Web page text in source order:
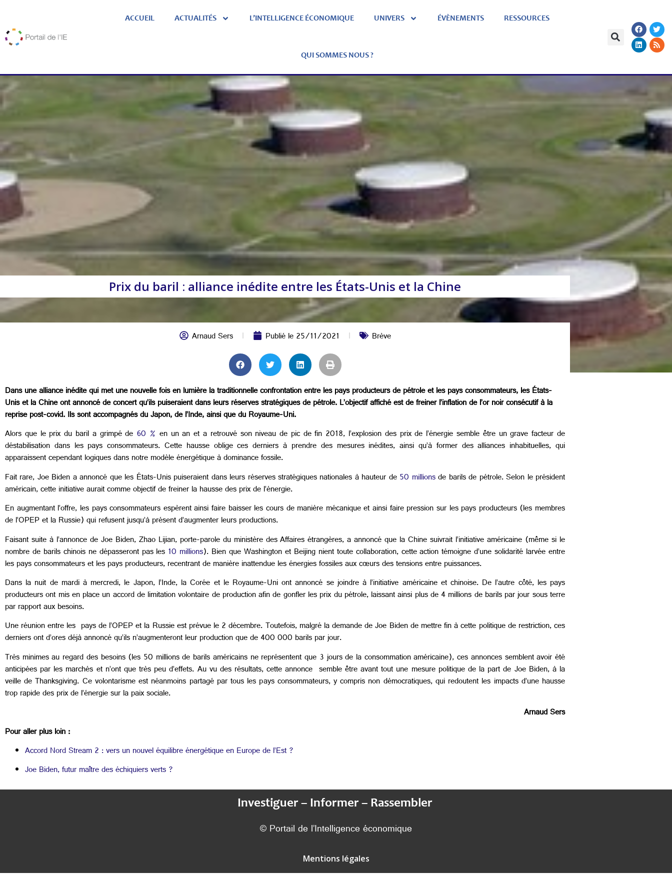
ACCUEIL ACTUALITÉS L’INTELLIGENCE ÉCONOMIQUE UNIVERS ÉVÈNEMENTS RESSOURCES
QUI SOMMES NOUS ?
Prix du baril : alliance inédite entre les États-Unis et la Chine
Arnaud Sers Publié le25/11/2021 Brève
Dans une alliance inédite qui met une nouvelle fois en lumière la traditionnelle confrontation entre les pays producteurs de pétrole et les pays consommateurs, les États-
Unis et la Chine ont annoncé de concert qu’ils puiseraient dans leurs réserves stratégiques de pétrole. L’objectif affiché est de freiner l’inflation de l’or noir consécutif à la
reprise post-covid. Ils sont accompagnés du Japon, de l’Inde, ainsi que du Royaume-Uni.
Alors que le prix du baril a grimpé de 60 % en un an et a retrouvé son niveau de pic de fin 2018, l’explosion des prix de l’énergie semble être un grave facteur de
déstabilisation dans les pays consommateurs. Cette hausse oblige ces derniers à prendre des mesures inédites, ainsi qu’à former des alliances inhabituelles, qui
apparaissent cependant logiques dans notre modèle énergétique à dominance fossile.
Fait rare, Joe Biden a annoncé que les États-Unis puiseraient dans leurs réserves stratégiques nationales à hauteur de50 millionsde barils de pétrole. Selon le président
américain, cette initiative aurait comme objectif de freiner la hausse des prix de l’énergie.
En augmentant l’offre, les pays consommateurs espèrent ainsi faire baisser les cours de manière mécanique et ainsi faire pression sur les pays producteurs (les membres
de l’OPEP et la Russie) qui refusent jusqu’à présent d’augmenter leurs productions.
Faisant suite à l’annonce de Joe Biden, Zhao Lijian, porte-parole du ministère des Affaires étrangères, a annoncé que la Chine suivrait l’initiative américaine (même si le
nombre de barils chinois ne dépasseront pas les 10 millions). Bien que Washington et Beijing nient toute collaboration, cette action témoigne d’une solidarité larvée entre
les pays consommateurs et les pays producteurs, recentrant de manière inattendue les énergies fossiles aux cœurs des tensions entre puissances.
Dans la nuit de mardi à mercredi, le Japon, l’Inde, la Corée et le Royaume-Uni ont annoncé se joindre à l’initiative américaine et chinoise. De l’autre côté, les pays
producteurs ont mis en place un accord de limitation volontaire de production afin de gonfler les prix du pétrole, laissant ainsi plus de 4 millions de barils par jour sous terre
par rapport aux besoins.
Une réunion entre les pays de l’OPEP et la Russie est prévue le 2 décembre. Toutefois, malgré la demande de Joe Biden de mettre fin à cette politique de restriction, ces
derniers ont d’ores déjà annoncé qu’ils n’augmenteront leur production que de 400 000 barils par jour.
Très minimes au regard des besoins (les 50 millions de barils américains ne représentent que 3 jours de la consommation américaine), ces annonces semblent avoir été
anticipées par les marchés et n’ont que très peu d’effets. Au vu des résultats, cette annonce semble être avant tout une mesure politique de la part de Joe Biden, à la
veille de Thanksgiving. Ce volontarisme est néanmoins partagé par tous les pays consommateurs, y compris non démocratiques, qui redoutent les impacts d’une hausse
trop rapide des prix de l’énergie sur la paix sociale.
Arnaud Sers
Pour aller plus loin :
Accord Nord Stream 2 : vers un nouvel équilibre énergétique en Europe de l’Est ?
Joe Biden, futur maître des échiquiers verts ?
Investiguer – Informer – Rassembler
© Portail de l’Intelligence économique
Mentions légales